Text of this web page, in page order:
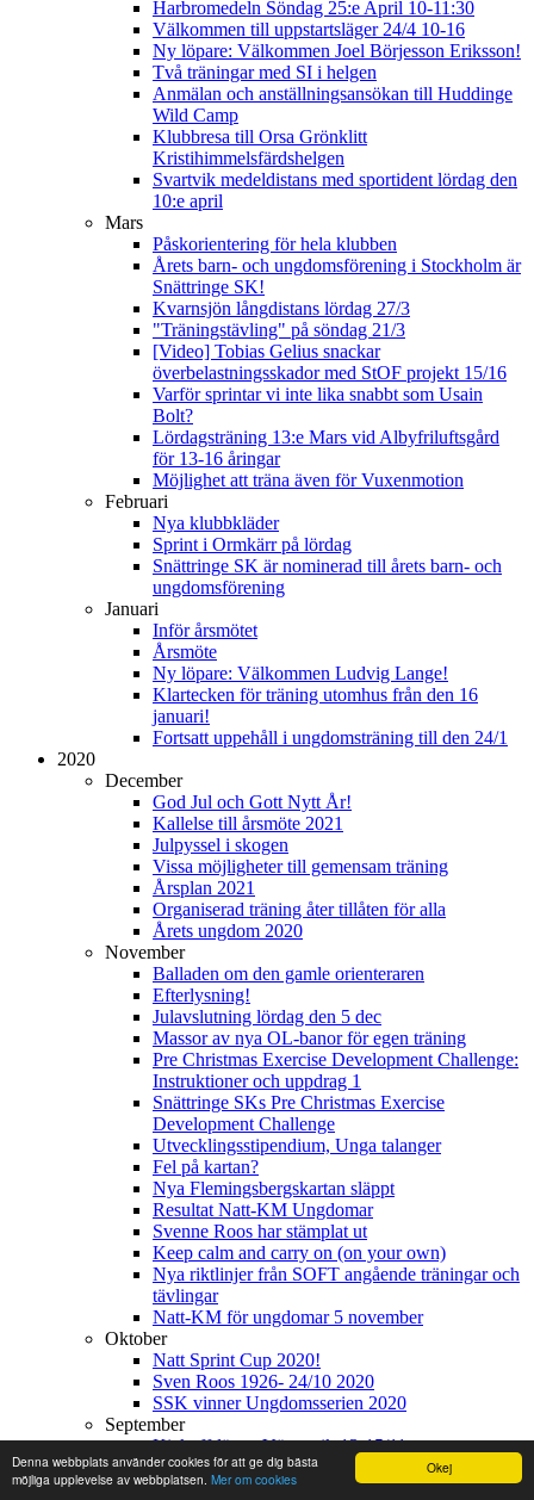
Okej
Denna webbplats använder cookies för att ge dig bästa
möjliga upplevelse av webbplatsen. Mer om cookies
Harbromedeln Söndag 25:e April 10-11:30
Välkommen till uppstartsläger 24/4 10-16
Ny löpare: Välkommen Joel Börjesson Eriksson!
Två träningar med SI i helgen
Anmälan och anställningsansökan till Huddinge
Wild Camp
Klubbresa till Orsa Grönklitt
Kristihimmelsfärdshelgen
Svartvik medeldistans med sportident lördag den
10:e april
Mars
Påskorientering för hela klubben
Årets barn- och ungdomsförening i Stockholm är
Snättringe SK!
Kvarnsjön långdistans lördag 27/3
"Träningstävling" på söndag 21/3
[Video] Tobias Gelius snackar
överbelastningsskador med StOF projekt 15/16
Varför sprintar vi inte lika snabbt som Usain
Bolt?
Lördagsträning 13:e Mars vid Albyfriluftsgård
för 13-16 åringar
Möjlighet att träna även för Vuxenmotion
Februari
Nya klubbkläder
Sprint i Ormkärr på lördag
Snättringe SK är nominerad till årets barn- och
ungdomsförening
Januari
Inför årsmötet
Årsmöte
Ny löpare: Välkommen Ludvig Lange!
Klartecken för träning utomhus från den 16
januari!
Fortsatt uppehåll i ungdomsträning till den 24/1
2020
December
God Jul och Gott Nytt År!
Kallelse till årsmöte 2021
Julpyssel i skogen
Vissa möjligheter till gemensam träning
Årsplan 2021
Organiserad träning åter tillåten för alla
Årets ungdom 2020
November
Balladen om den gamle orienteraren
Efterlysning!
Julavslutning lördag den 5 dec
Massor av nya OL-banor för egen träning
Pre Christmas Exercise Development Challenge:
Instruktioner och uppdrag 1
Snättringe SKs Pre Christmas Exercise
Development Challenge
Utvecklingsstipendium, Unga talanger
Fel på kartan?
Nya Flemingsbergskartan släppt
Resultat Natt-KM Ungdomar
Svenne Roos har stämplat ut
Keep calm and carry on (on your own)
Nya riktlinjer från SOFT angående träningar och
tävlingar
Natt-KM för ungdomar 5 november
Oktober
Natt Sprint Cup 2020!
Sven Roos 1926- 24/10 2020
SSK vinner Ungdomsserien 2020
September
Kickoff-läger, Västervik 13-15/11
USM - rapport från Huskvarna
Fina framgångar på SM-helgen